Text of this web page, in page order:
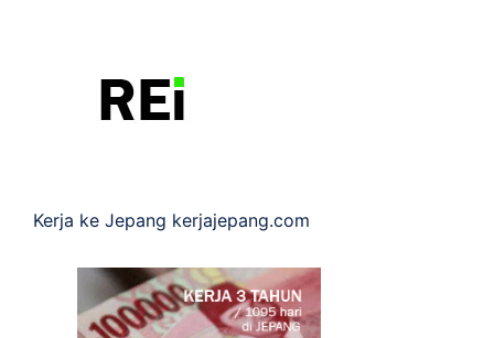
Kerja ke Jepang kerjajepang.com